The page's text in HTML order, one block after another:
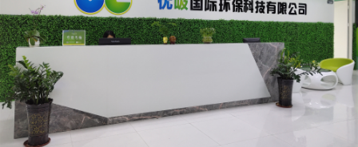
境工程高级工程师》室内
空气治理资格认证的治理
人员、掌握室内空气净化
治理实用技术和五项专利
技术、八项计算机软件著
作权登记证书等。研发实